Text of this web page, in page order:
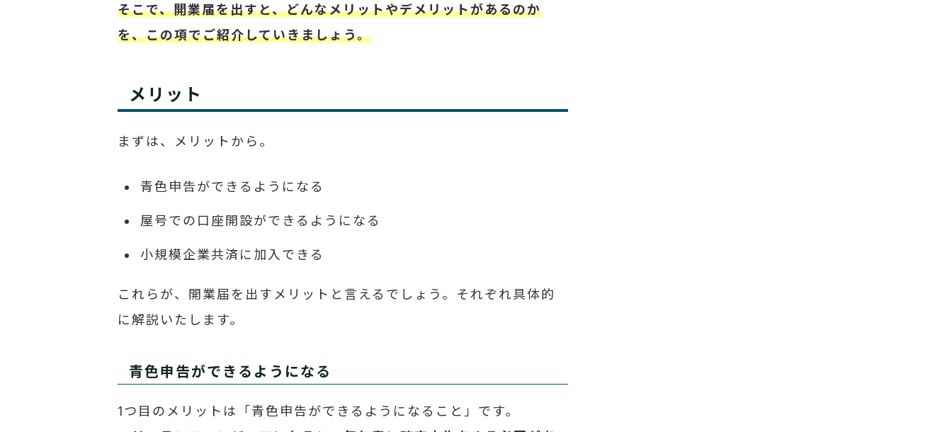
そこで、開業届を出すと、どんなメリットやデメリットがあるのか
を、この項でご紹介していきましょう。
メリット
まずは、メリットから。
青色申告ができるようになる
屋号での口座開設ができるようになる
小規模企業共済に加入できる
これらが、開業届を出すメリットと言えるでしょう。それぞれ具体的
に解説いたします。
青色申告ができるようになる
1つ目のメリットは「青色申告ができるようになること」です。